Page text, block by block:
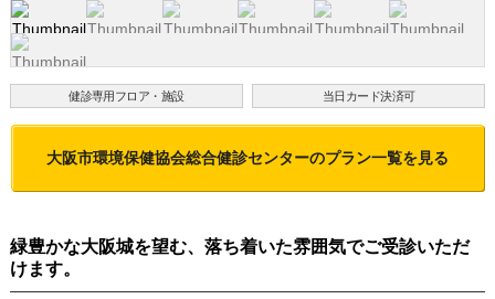
健診専用フロア・施設 当日カード決済可
大阪市環境保健協会総合健診センターのプラン一覧を見る
緑豊かな大阪城を望む、落ち着いた雰囲気でご受診いただ
けます。